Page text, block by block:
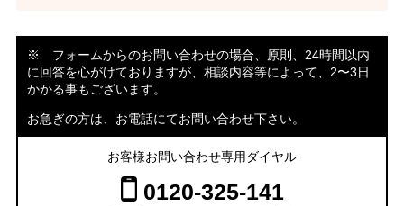
※ フォームからのお問い合わせの場合、原則、24時間以内
に回答を心がけておりますが、相談内容等によって、2〜3日
かかる事もございます。
お急ぎの方は、お電話にてお問い合わせ下さい。
お客様お問い合わせ専用ダイヤル
0120-325-141